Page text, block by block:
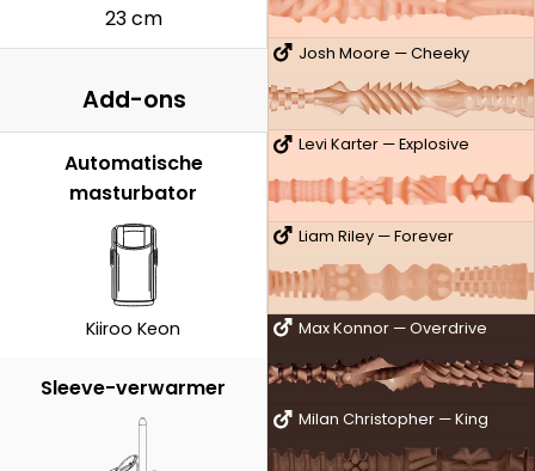
Josh Moore — Cheeky
Levi Karter — Explosive
Liam Riley — Forever
Max Konnor — Overdrive
Milan Christopher — King
23 cm
Add-ons
Automatische
masturbator
Kiiroo Keon
Sleeve-verwarmer